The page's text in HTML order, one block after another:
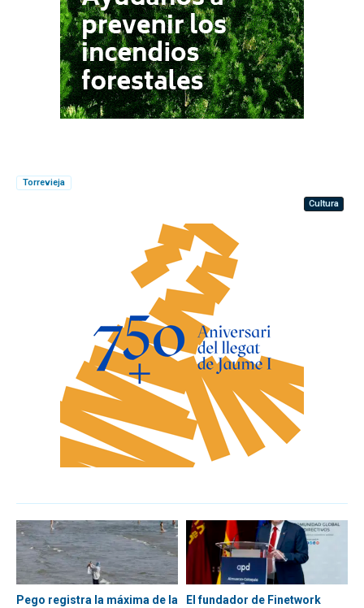
Torrevieja
Cultura
Pego registra la máxima de la
El fundador de Finetwork